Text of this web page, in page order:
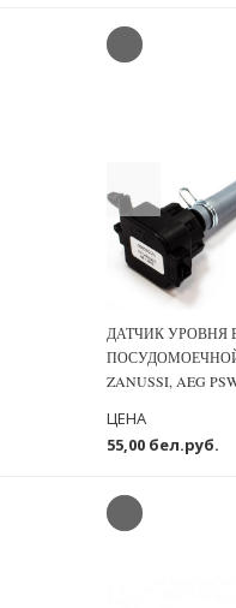
ДАТЧИК УРОВНЯ
ZANUSSI, AEG
55,00 бел.руб.
ЦЕНА